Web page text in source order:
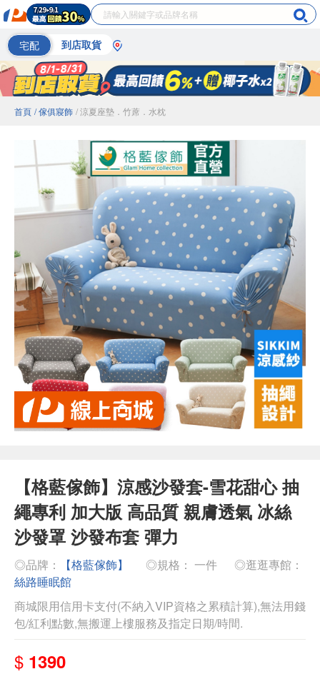
宅配 到店取貨
首頁 / 傢俱寢飾 / 涼夏座墊．竹蓆．水枕
【格藍傢飾】涼感沙發套-雪花甜心 抽
繩專利 加大版 高品質 親膚透氣 冰絲
沙發罩 沙發布套 彈力
◎品牌： 【格藍傢飾】 ◎規格： 一件
◎逛逛專館：
絲路睡眠館
商城限用信用卡支付(不納入VIP資格之累積計算),無法用錢
包/紅利點數,無搬運上樓服務及指定日期/時間.
$ 1390